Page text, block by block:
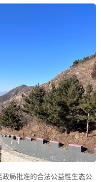
局批准的合法公益性生态公